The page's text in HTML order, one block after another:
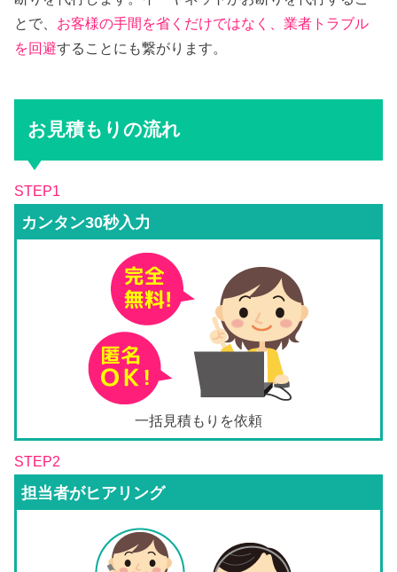
とで、 お客様の手間を省くだけではなく、業者トラブル
を回避することにも繋がります。
お見積もりの流れ
STEP1
カンタン30秒入力
一括見積もりを依頼
STEP2
担当者がヒアリング